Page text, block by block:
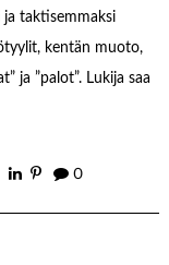
taktisemmaksi
kentän muoto,
ja ”palot”. Lukija saa
0